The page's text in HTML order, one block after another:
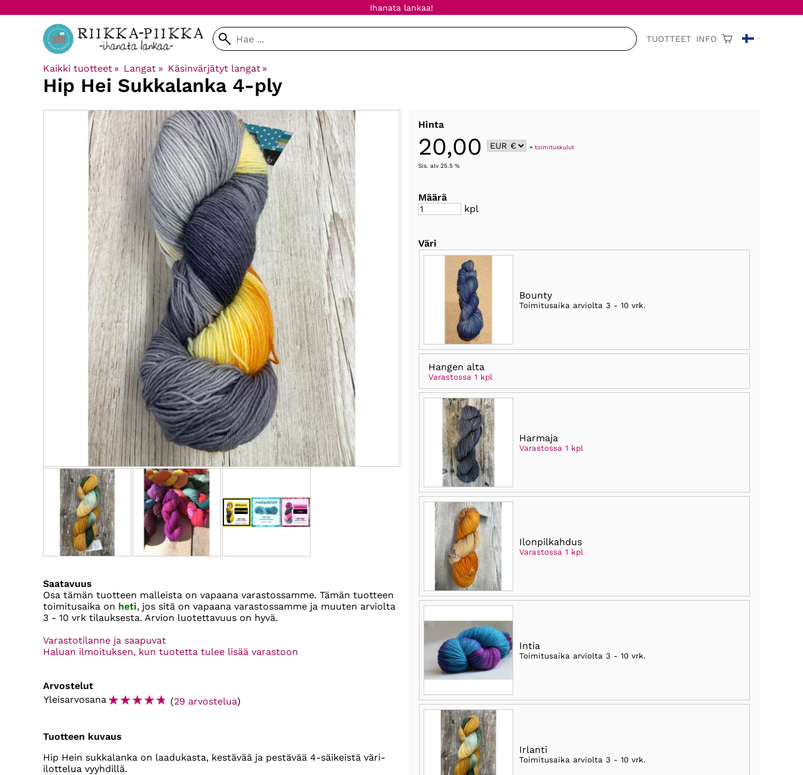
Ihanata lankaa!
TUOTTEET INFO
Kaikki tuotteet ‪» Langat ‪» Käsinvärjätyt langat ‪»
Hip Hei Sukkalanka 4-ply
Hinta
20,00 +toimituskulut
Sis. alv 25.5 %
Määrä
kpl
Väri
Bounty
Toimitusaika arviolta 3 - 10 vrk.
Hangen alta
Varastossa 1 kpl
Harmaja
Varastossa 1 kpl
Ilonpilkahdus
Varastossa 1 kpl
Intia
Toimitusaika arviolta 3 - 10 vrk.
Irlanti
Toimitusaika arviolta 3 - 10 vrk.
Saatavuus
Osa tämän tuotteen malleista on vapaana varastossamme. Tämän tuotteen
toimitusaika on heti, jos sitä on vapaana varastossamme ja muuten arviolta
3 - 10 vrk tilauksesta. Arvion luotettavuus on hyvä.
Varastotilanne ja saapuvat
Haluan ilmoituksen, kun tuotetta tulee lisää varastoon
Arvostelut
Yleisarvosana☆☆☆☆☆ (29 arvostelua)
Tuotteen kuvaus
Hip Hein sukkalanka on laadukasta, kestävää ja pestävää 4-säikeistä väri-
ilottelua vyyhdillä.